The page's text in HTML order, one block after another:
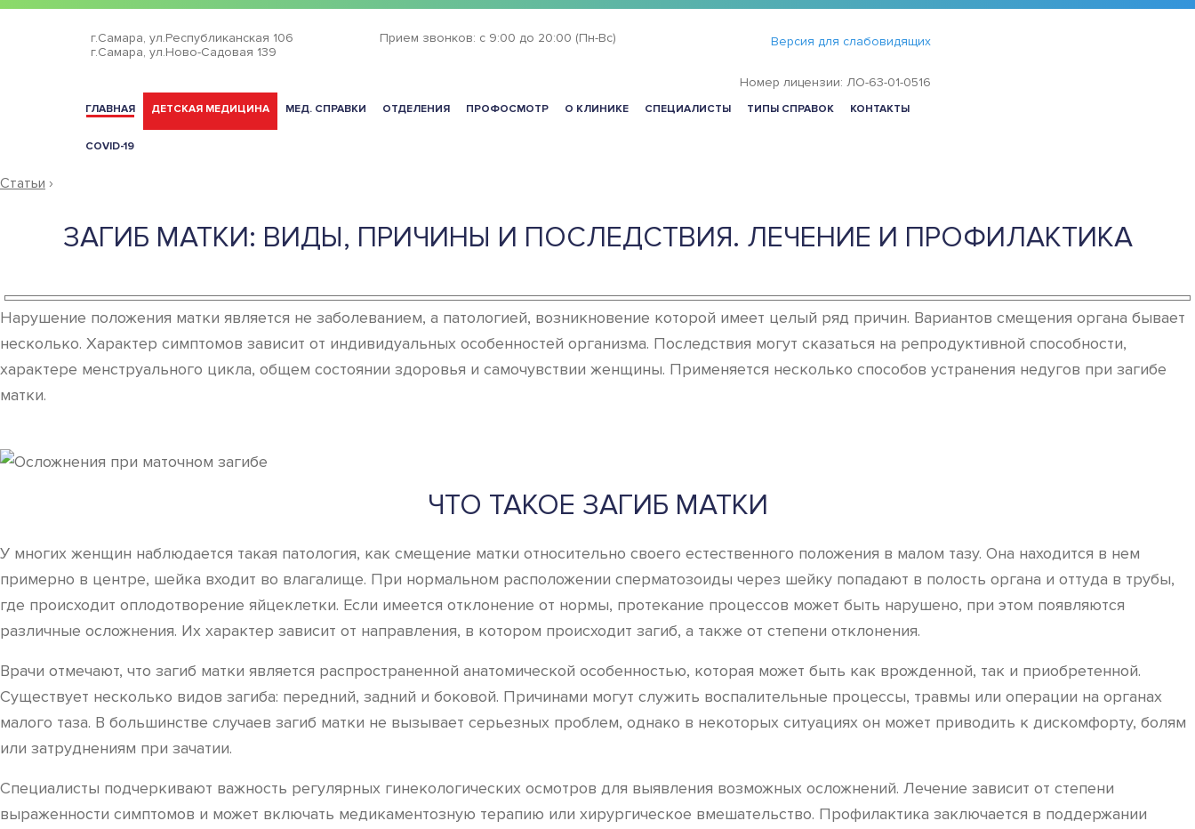
г.Самара, ул.Республиканская 106
г.Самара, ул.Ново-Садовая 139
Прием звонков: с 9:00 до 20:00 (Пн-Вс) Версия для слабовидящих
Номер лицензии: ЛО-63-01-0516
ГЛАВНАЯ ДЕТСКАЯ МЕДИЦИНА МЕД. СПРАВКИ ОТДЕЛЕНИЯ ПРОФОСМОТР О КЛИНИКЕ СПЕЦИАЛИСТЫ ТИПЫ СПРАВОК КОНТАКТЫ
COVID-19
Статьи ›
ЗАГИБ МАТКИ: ВИДЫ, ПРИЧИНЫ И ПОСЛЕДСТВИЯ. ЛЕЧЕНИЕ И ПРОФИЛАКТИКА
Нарушение положения матки является не заболеванием, а патологией, возникновение которой имеет целый ряд причин. Вариантов смещения органа бывает
несколько. Характер симптомов зависит от индивидуальных особенностей организма. Последствия могут сказаться на репродуктивной способности,
характере менструального цикла, общем состоянии здоровья и самочувствии женщины. Применяется несколько способов устранения недугов при загибе
матки.
ЧТО ТАКОЕ ЗАГИБ МАТКИ
У многих женщин наблюдается такая патология, как смещение матки относительно своего естественного положения в малом тазу. Она находится в нем
примерно в центре, шейка входит во влагалище. При нормальном расположении сперматозоиды через шейку попадают в полость органа и оттуда в трубы,
где происходит оплодотворение яйцеклетки. Если имеется отклонение от нормы, протекание процессов может быть нарушено, при этом появляются
различные осложнения. Их характер зависит от направления, в котором происходит загиб, а также от степени отклонения.
Врачи отмечают, что загиб матки является распространенной анатомической особенностью, которая может быть как врожденной, так и приобретенной.
Существует несколько видов загиба: передний, задний и боковой. Причинами могут служить воспалительные процессы, травмы или операции на органах
малого таза. В большинстве случаев загиб матки не вызывает серьезных проблем, однако в некоторых ситуациях он может приводить к дискомфорту, болям
или затруднениям при зачатии.
Специалисты подчеркивают важность регулярных гинекологических осмотров для выявления возможных осложнений. Лечение зависит от степени
выраженности симптомов и может включать медикаментозную терапию или хирургическое вмешательство. Профилактика заключается в поддержании